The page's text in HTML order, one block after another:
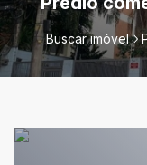
Buscar imóvel